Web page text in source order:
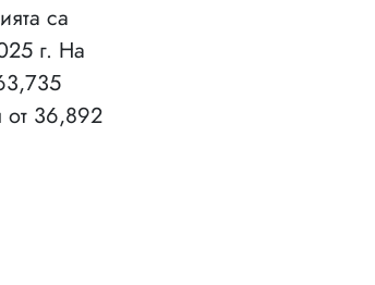
са
г. На
от 36,892